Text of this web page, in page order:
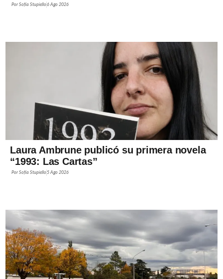
PorSofía Stupiello6 Ago 2026
Laura Ambrune publicó su primera novela
“1993: Las Cartas”
PorSofía Stupiello5 Ago 2026